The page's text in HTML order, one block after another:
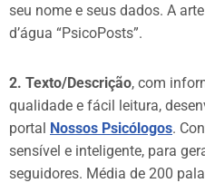
seu nome e seus dados. A
d’água “PsicoPosts”.
2. Texto/Descrição, com
qualidade e fácil leitura,
portal Nossos Psicólogos.
sensível e inteligente, para
seguidores. Média de 200